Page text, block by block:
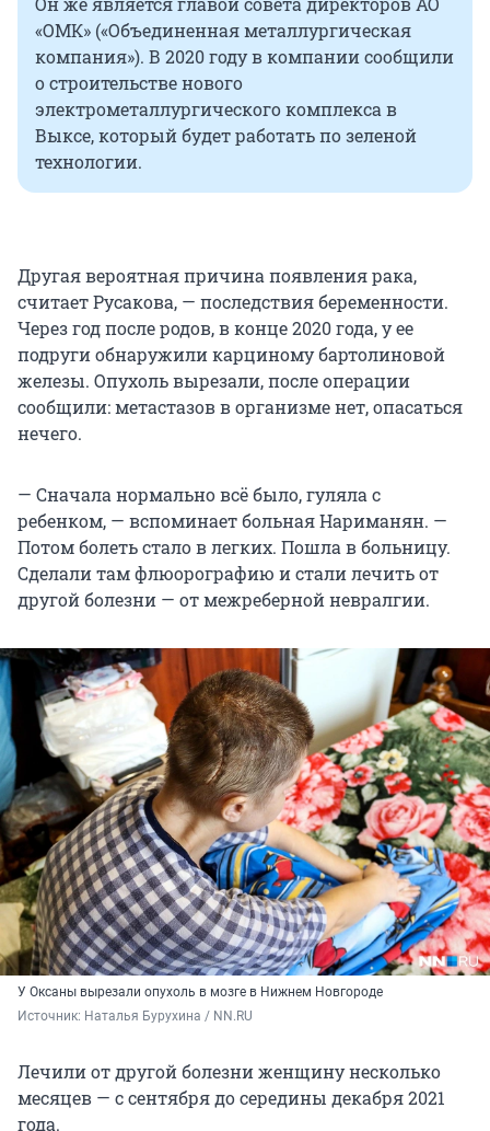
«ОМК» («Объединенная металлургическая
компания»). В 2020 году в компании сообщили
о строительстве нового
электрометаллургического комплекса в
Выксе, который будет работать по зеленой
технологии.
Другая вероятная причина появления рака,
считает Русакова, — последствия беременности.
Через год после родов, в конце 2020 года, у ее
подруги обнаружили карциному бартолиновой
железы. Опухоль вырезали, после операции
сообщили: метастазов в организме нет, опасаться
нечего.
— Сначала нормально всё было, гуляла с
ребенком, — вспоминает больная Нариманян. —
Потом болеть стало в легких. Пошла в больницу.
Сделали там флюорографию и стали лечить от
другой болезни — от межреберной невралгии.
У Оксаны вырезали опухоль в мозге в Нижнем Новгороде
Источник: Наталья Бурухина / NN.RU
Лечили от другой болезни женщину несколько
месяцев — с сентября до середины декабря 2021
года.